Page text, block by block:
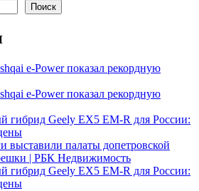
Поиск
e-Power показал рекордную
e-Power показал рекордную
гибрид Geely EX5 EM-R для России:
выставили палаты допетровской
| РБК Недвижимость
гибрид Geely EX5 EM-R для России: